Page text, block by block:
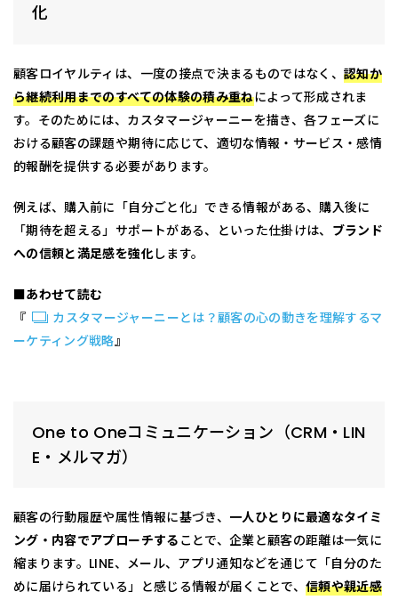
化
顧客ロイヤルティは、一度の接点で決まるものではなく、認知か
ら継続利用までのすべての体験の積み重ねによって形成されま
す。そのためには、カスタマージャーニーを描き、各フェーズに
おける顧客の課題や期待に応じて、適切な情報・サービス・感情
的報酬を提供する必要があります。
例えば、購入前に「自分ごと化」できる情報がある、購入後に
「期待を超える」サポートがある、といった仕掛けは、 ブランド
への信頼と満足感を強化します。
■あわせて読む
『
カスタマージャーニーとは？顧客の心の動きを理解するマ
ーケティング戦略』
One to Oneコミュニケーション（CRM・LIN
E・メルマガ）
顧客の行動履歴や属性情報に基づき、 一人ひとりに最適なタイミ
ング・内容でアプローチする ことで、企業と顧客の距離は一気に
縮まります。LINE、メール、アプリ通知などを通じて「自分のた
めに届けられている」と感じる情報が届くことで、信頼や親近感